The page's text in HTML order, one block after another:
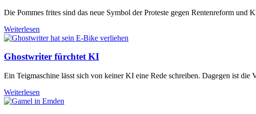
Die Pommes frites sind das neue Symbol der Proteste gegen Rentenreform und
Weiterlesen
Ghostwriter fürchtet KI
Ein Teigmaschine lässt sich von keiner KI eine Rede schreiben. Dagegen ist
Weiterlesen